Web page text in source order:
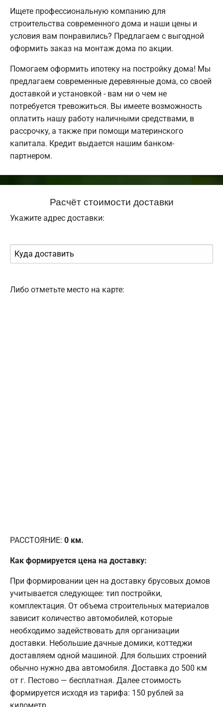
Ищете профессиональную компанию для
строительства современного дома и наши цены и
условия вам понравились? Предлагаем с выгодной
оформить заказ на монтаж дома по акции.
Помогаем оформить ипотеку на постройку дома! Мы
предлагаем современные деревянные дома, со своей
доставкой и установкой - вам ни о чем не
потребуется тревожиться. Вы имеете возможность
оплатить нашу работу наличными средствами, в
рассрочку, а также при помощи материнского
капитала. Кредит выдается нашим банком-
партнером.
Расчёт стоимости доставки
Укажите адрес доставки:
Либо отметьте место на карте:
РАССТОЯНИЕ: 0 км.
Как формируется цена на доставку:
При формировании цен на доставку брусовых домов
учитывается следующее: тип постройки,
комплектация. От объема строительных материалов
зависит количество автомобилей, которые
необходимо задействовать для организации
доставки. Небольшие дачные домики, коттеджи
доставляем одной машиной. Для больших строений
обычно нужно два автомобиля. Доставка до 500 км
от г. Пестово — бесплатная. Далее стоимость
формируется исходя из тарифа: 150 рублей за